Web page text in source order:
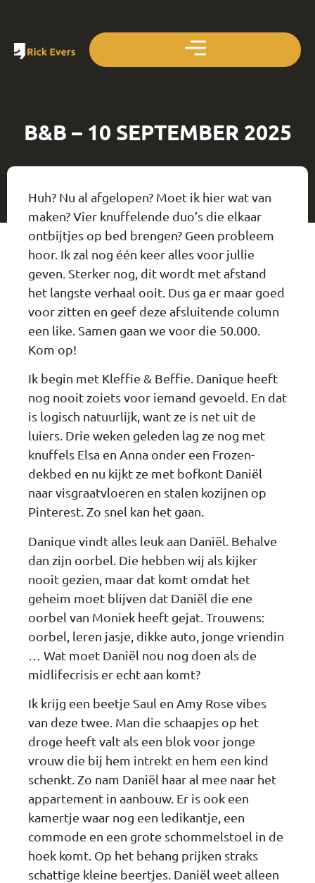
B&B – 10 SEPTEMBER 2025
Huh? Nu al afgelopen? Moet ik hier wat van
maken? Vier knuffelende duo’s die elkaar
ontbijtjes op bed brengen? Geen probleem
hoor. Ik zal nog één keer alles voor jullie
geven. Sterker nog, dit wordt met afstand
het langste verhaal ooit. Dus ga er maar goed
voor zitten en geef deze afsluitende column
een like. Samen gaan we voor die 50.000.
Kom op!
Ik begin met Kleffie & Beffie. Danique heeft
nog nooit zoiets voor iemand gevoeld. En dat
is logisch natuurlijk, want ze is net uit de
luiers. Drie weken geleden lag ze nog met
knuffels Elsa en Anna onder een Frozen-
dekbed en nu kijkt ze met bofkont Daniël
naar visgraatvloeren en stalen kozijnen op
Pinterest. Zo snel kan het gaan.
Danique vindt alles leuk aan Daniël. Behalve
dan zijn oorbel. Die hebben wij als kijker
nooit gezien, maar dat komt omdat het
geheim moet blijven dat Daniël die ene
oorbel van Moniek heeft gejat. Trouwens:
oorbel, leren jasje, dikke auto, jonge vriendin
… Wat moet Daniël nou nog doen als de
midlifecrisis er echt aan komt?
Ik krijg een beetje Saul en Amy Rose vibes
van deze twee. Man die schaapjes op het
droge heeft valt als een blok voor jonge
vrouw die bij hem intrekt en hem een kind
schenkt. Zo nam Daniël haar al mee naar het
appartement in aanbouw. Er is ook een
kamertje waar nog een ledikantje, een
commode en een grote schommelstoel in de
hoek komt. Op het behang prijken straks
schattige kleine beertjes. Daniël weet alleen